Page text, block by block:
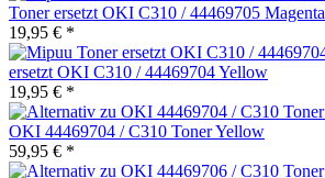
Toner ersetzt OKI C310 / 44469705 Magenta
19,95 € *
ersetzt OKI C310 / 44469704 Yellow
19,95 € *
OKI 44469704 / C310 Toner Yellow
59,95 € *